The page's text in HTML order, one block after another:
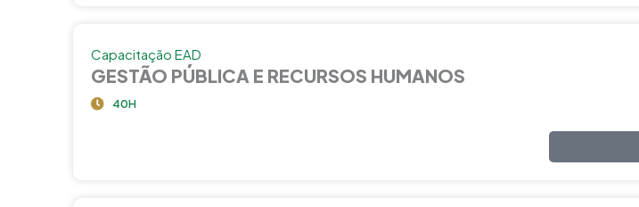
Capacitação EAD
GESTÃO PÚBLICA E RECURSOS HUMANOS
40H